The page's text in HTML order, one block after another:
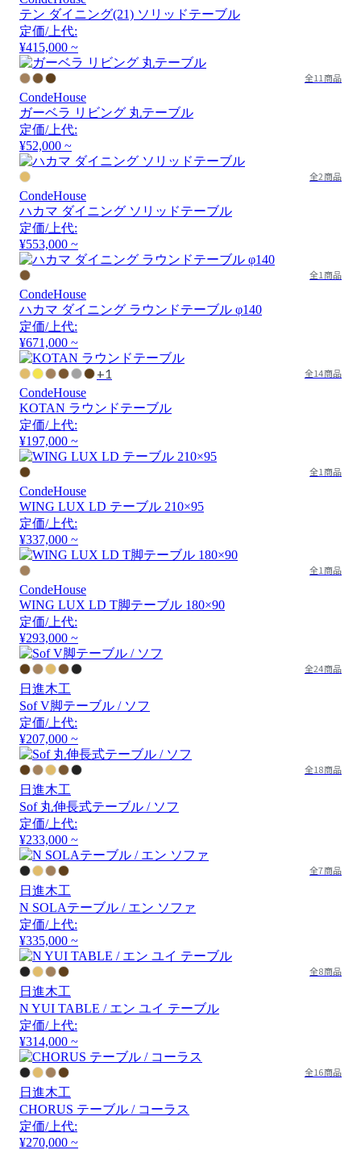
テン ダイニング(21) ソリッドテーブル
定価/上代:
¥415,000 ~
全11商品
CondeHouse
ガーベラ リビング 丸テーブル
定価/上代:
¥52,000 ~
全2商品
CondeHouse
ハカマ ダイニング ソリッドテーブル
定価/上代:
¥553,000 ~
全1商品
CondeHouse
ハカマ ダイニング ラウンドテーブル φ140
定価/上代:
¥671,000 ~
+1 全14商品
CondeHouse
KOTAN ラウンドテーブル
定価/上代:
¥197,000 ~
全1商品
CondeHouse
WING LUX LD テーブル 210×95
定価/上代:
¥337,000 ~
全1商品
CondeHouse
WING LUX LD T脚テーブル 180×90
定価/上代:
¥293,000 ~
全24商品
日進木工
Sof V脚テーブル / ソフ
定価/上代:
¥207,000 ~
全18商品
日進木工
Sof 丸伸長式テーブル / ソフ
定価/上代:
¥233,000 ~
全7商品
日進木工
N SOLAテーブル / エン ソファ
定価/上代:
¥335,000 ~
全8商品
日進木工
N YUI TABLE / エン ユイ テーブル
定価/上代:
¥314,000 ~
全16商品
日進木工
CHORUS テーブル / コーラス
定価/上代:
¥270,000 ~